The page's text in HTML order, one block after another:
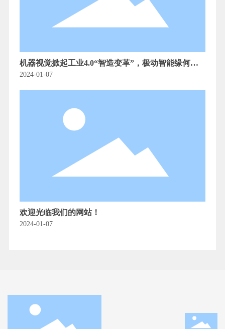
机器视觉掀起工业4.0“智造变革”，极动智能缘何脱
颖而出？
2024-01-07
欢迎光临我们的网站！
2024-01-07